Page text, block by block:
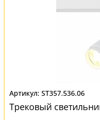
ST357.536.06
Трековый